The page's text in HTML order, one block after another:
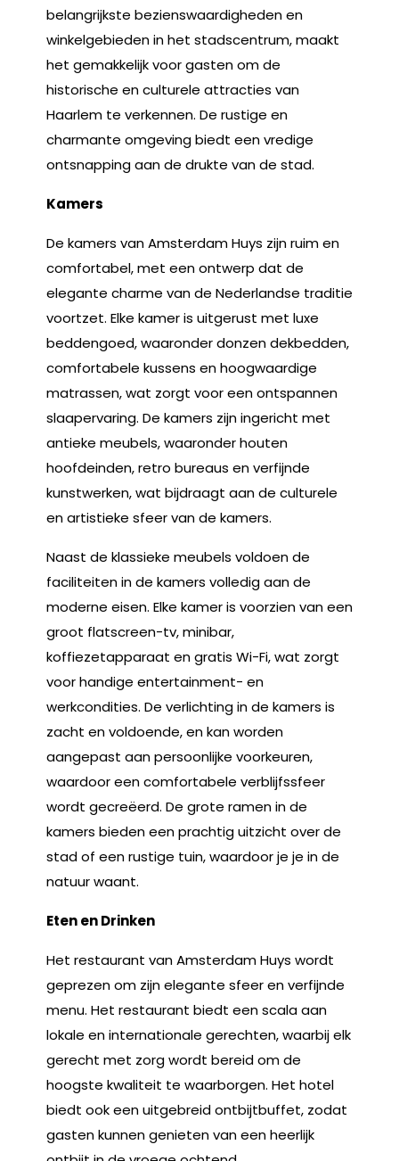
belangrijkste bezienswaardigheden en
winkelgebieden in het stadscentrum, maakt
het gemakkelijk voor gasten om de
historische en culturele attracties van
Haarlem te verkennen. De rustige en
charmante omgeving biedt een vredige
ontsnapping aan de drukte van de stad.
Kamers
De kamers van Amsterdam Huys zijn ruim en
comfortabel, met een ontwerp dat de
elegante charme van de Nederlandse traditie
voortzet. Elke kamer is uitgerust met luxe
beddengoed, waaronder donzen dekbedden,
comfortabele kussens en hoogwaardige
matrassen, wat zorgt voor een ontspannen
slaapervaring. De kamers zijn ingericht met
antieke meubels, waaronder houten
hoofdeinden, retro bureaus en verfijnde
kunstwerken, wat bijdraagt aan de culturele
en artistieke sfeer van de kamers.
Naast de klassieke meubels voldoen de
faciliteiten in de kamers volledig aan de
moderne eisen. Elke kamer is voorzien van een
groot flatscreen-tv, minibar,
koffiezetapparaat en gratis Wi-Fi, wat zorgt
voor handige entertainment- en
werkcondities. De verlichting in de kamers is
zacht en voldoende, en kan worden
aangepast aan persoonlijke voorkeuren,
waardoor een comfortabele verblijfssfeer
wordt gecreëerd. De grote ramen in de
kamers bieden een prachtig uitzicht over de
stad of een rustige tuin, waardoor je je in de
natuur waant.
Eten en Drinken
Het restaurant van Amsterdam Huys wordt
geprezen om zijn elegante sfeer en verfijnde
menu. Het restaurant biedt een scala aan
lokale en internationale gerechten, waarbij elk
gerecht met zorg wordt bereid om de
hoogste kwaliteit te waarborgen. Het hotel
biedt ook een uitgebreid ontbijtbuffet, zodat
gasten kunnen genieten van een heerlijk